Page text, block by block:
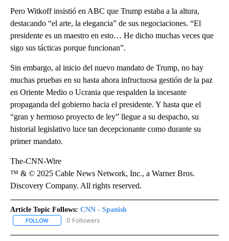
Pero Witkoff insistió en ABC que Trump estaba a la altura,
destacando “el arte, la elegancia” de sus negociaciones. “El
presidente es un maestro en esto… He dicho muchas veces que
sigo sus tácticas porque funcionan”.
Sin embargo, al inicio del nuevo mandato de Trump, no hay
muchas pruebas en su hasta ahora infructuosa gestión de la paz
en Oriente Medio o Ucrania que respalden la incesante
propaganda del gobierno hacia el presidente. Y hasta que el
“gran y hermoso proyecto de ley” llegue a su despacho, su
historial legislativo luce tan decepcionante como durante su
primer mandato.
The-CNN-Wire
™ & © 2025 Cable News Network, Inc., a Warner Bros.
Discovery Company. All rights reserved.
Article Topic Follows: CNN - Spanish
FOLLOW FOLLOW "CNN - SPANISH" TO RECEIVE NOTIFICATIONS ABOUT
0 Followers